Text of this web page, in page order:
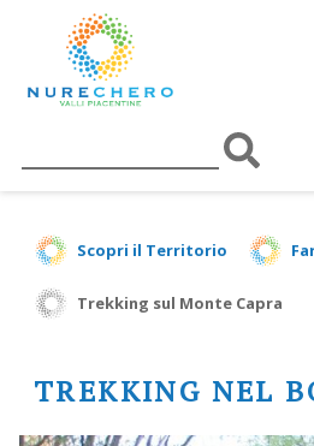
Scopri il Territorio
Trekking sul Monte Capra
TREKKING NEL